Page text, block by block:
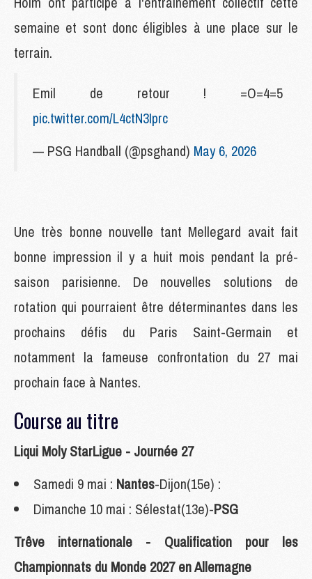
semaine et sont donc éligibles à une place sur le
terrain.
Emil de retour ! =O=4=5
pic.twitter.com/L4ctN3Iprc
— PSG Handball (@psghand) May 6, 2026
Une très bonne nouvelle tant Mellegard avait fait
bonne impression il y a huit mois pendant la pré-
saison parisienne. De nouvelles solutions de
rotation qui pourraient être déterminantes dans les
prochains défis du Paris Saint-Germain et
notamment la fameuse confrontation du 27 mai
prochain face à Nantes.
Course au titre
Liqui Moly StarLigue - Journée 27
Samedi 9 mai : Nantes-Dijon(15e) :
Dimanche 10 mai : Sélestat(13e)-PSG
Trêve internationale - Qualification pour les
Championnats du Monde 2027 en Allemagne